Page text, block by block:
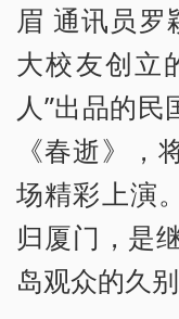
眉 通讯员罗
大校友创立
人”出品的
《春逝》，
场精彩上演
归厦门，是
岛观众的久别